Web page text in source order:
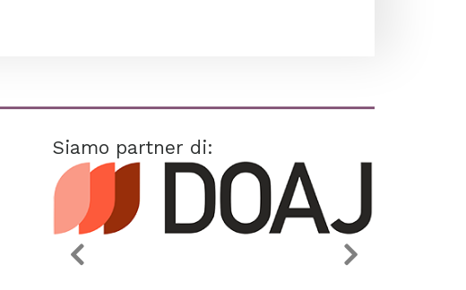
Siamo partner di: